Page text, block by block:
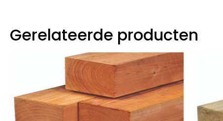
Gerelateerde producten